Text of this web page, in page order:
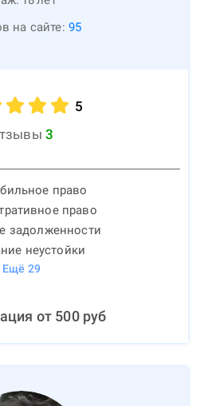
на сайте: 95
5
3
право
право
задолженности
неустойки
Ещё 29
от 500руб